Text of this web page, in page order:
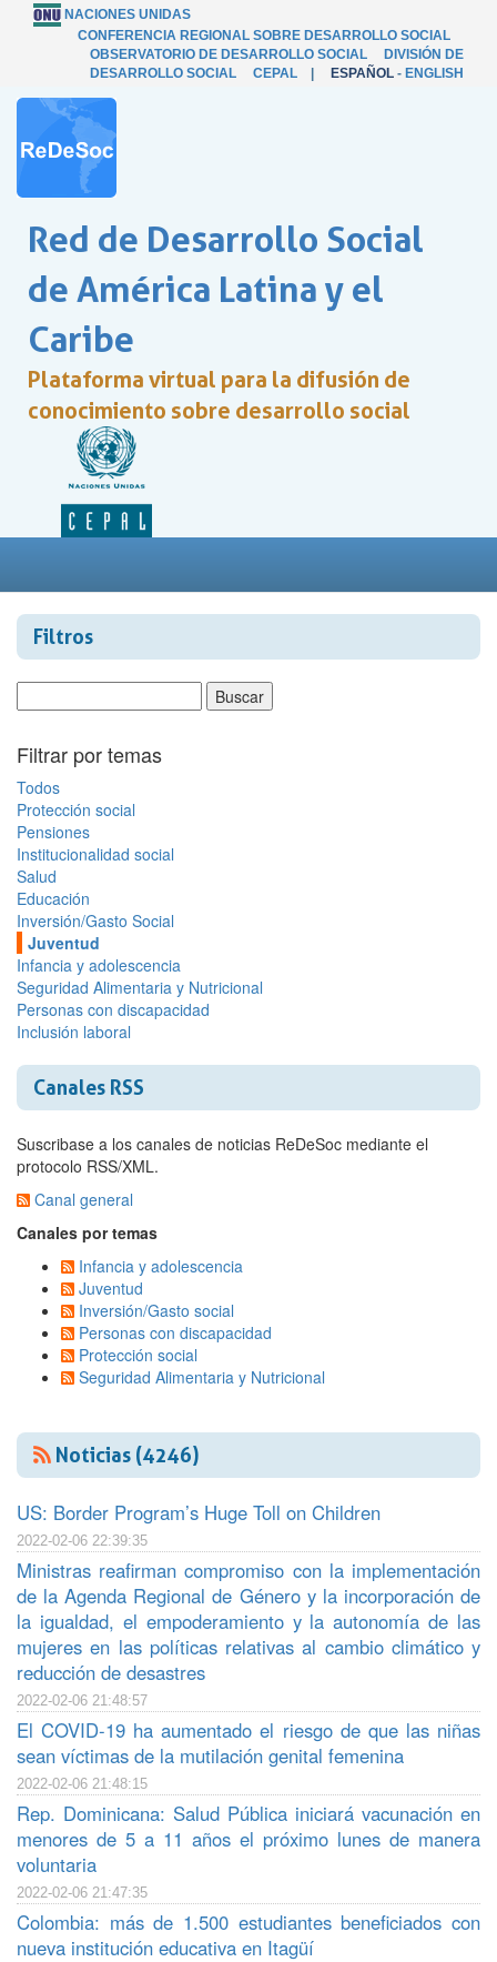
NACIONES UNIDAS
CONFERENCIA REGIONAL SOBRE DESARROLLO SOCIAL
OBSERVATORIO DE DESARROLLO SOCIAL
DIVISIÓN DE
DESARROLLO SOCIAL
CEPAL ESPAÑOL - ENGLISH
Red de Desarrollo Social
de América Latina y el
Caribe
Plataforma virtual para la difusión de
conocimiento sobre desarrollo social
Filtros
Filtrar por temas
Todos
Protección social
Pensiones
Institucionalidad social
Salud
Educación
Inversión/Gasto Social
Juventud
Infancia y adolescencia
Seguridad Alimentaria y Nutricional
Personas con discapacidad
Inclusión laboral
Canales RSS
Suscribase a los canales de noticias ReDeSoc mediante el
protocolo RSS/XML.
Canal general
Canales por temas
Infancia y adolescencia
Juventud
Inversión/Gasto social
Personas con discapacidad
Protección social
Seguridad Alimentaria y Nutricional
Noticias (4246)
US: Border Program’s Huge Toll on Children
2022-02-06 22:39:35
Ministras reafirman compromiso con la implementación
de la Agenda Regional de Género y la incorporación de
la igualdad, el empoderamiento y la autonomía de las
mujeres en las políticas relativas al cambio climático y
reducción de desastres
2022-02-06 21:48:57
El COVID-19 ha aumentado el riesgo de que las niñas
sean víctimas de la mutilación genital femenina
2022-02-06 21:48:15
Rep. Dominicana: Salud Pública iniciará vacunación en
menores de 5 a 11 años el próximo lunes de manera
voluntaria
2022-02-06 21:47:35
Colombia: más de 1.500 estudiantes beneficiados con
nueva institución educativa en Itagüí